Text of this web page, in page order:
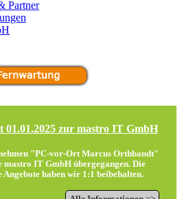
Partner
01.01.2025 zur mastro IT GmbH
"PC-vor-Ort Marcus Orthbandt"
mastro IT GmbH übergegangen. Die
haben wir 1:1 beibehalten.